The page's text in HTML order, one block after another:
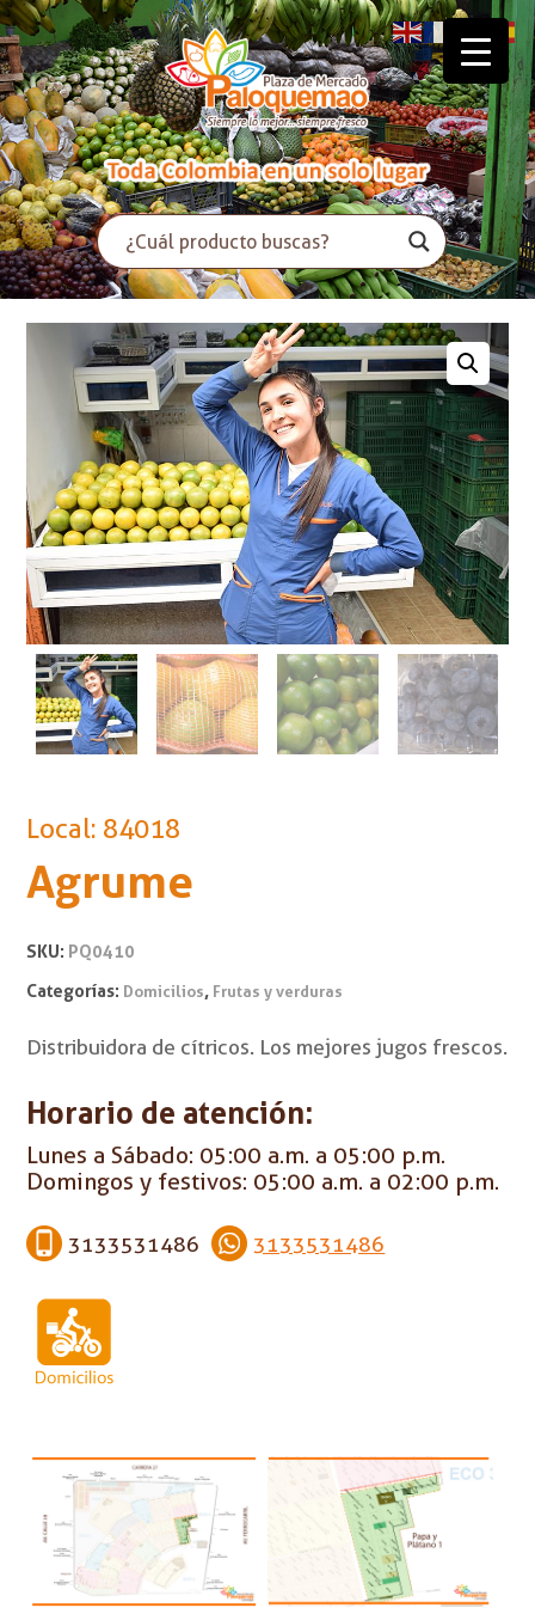
Local: 84018
Agrume
SKU: PQ0410
Categorías: Domicilios, Frutas y verduras
Distribuidora de cítricos. Los mejores jugos frescos.
Horario de atención:
Lunes a Sábado: 05:00 a.m. a 05:00 p.m.
Domingos y festivos: 05:00 a.m. a 02:00 p.m.
3133531486 3133531486